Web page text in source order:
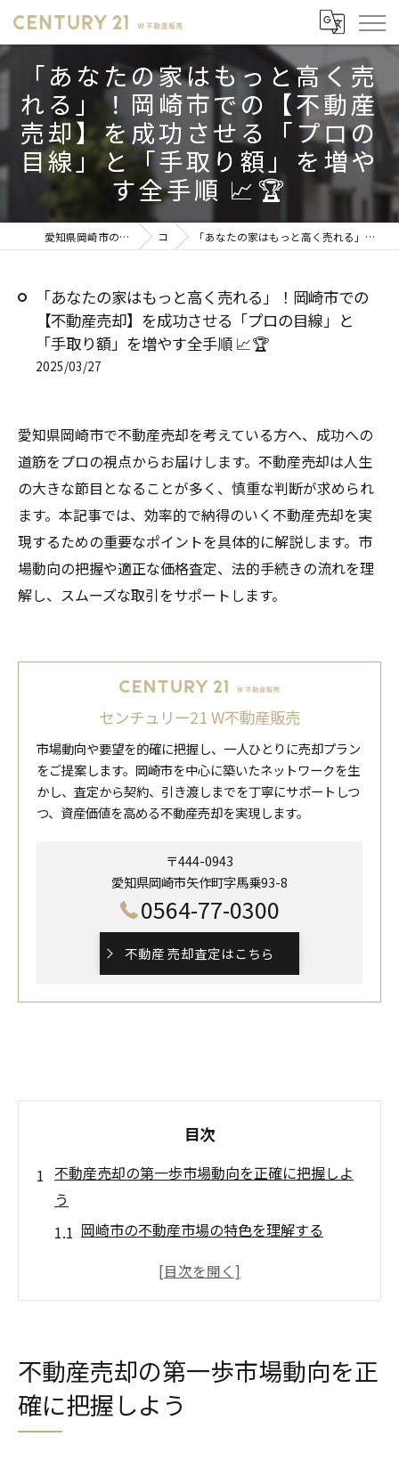
「あなたの家はもっと高く売
れる」！岡崎市での【不動産
売却】を成功させる「プロの
目線」と「手取り額」を増や
す全手順 📈🏆
愛知県岡崎市の不動産売却ならセンチュリー21 W不動産販売 コラム 「あなたの家はもっと高く売れる」！岡崎市での【不動産売却】を成功させる「プロの目線」と「手取り額」を増やす全手順 📈🏆
「あなたの家はもっと高く売れる」！岡崎市での
【不動産売却】を成功させる「プロの目線」と
「手取り額」を増やす全手順 📈🏆
2025/03/27
愛知県岡崎市で不動産売却を考えている方へ、成功への
道筋をプロの視点からお届けします。不動産売却は人生
の大きな節目となることが多く、慎重な判断が求められ
ます。本記事では、効率的で納得のいく不動産売却を実
現するための重要なポイントを具体的に解説します。市
場動向の把握や適正な価格査定、法的手続きの流れを理
解し、スムーズな取引をサポートします。
センチュリー21 W不動産販売
市場動向や要望を的確に把握し、一人ひとりに売却プラン
をご提案します。岡崎市を中心に築いたネットワークを生
かし、査定から契約、引き渡しまでを丁寧にサポートしつ
つ、資産価値を高める不動産売却を実現します。
〒444-0943
愛知県岡崎市矢作町字馬乗93-8
0564-77-0300
不動産 売却査定はこちら
目次
不動産売却の第一歩市場動向を正確に把握しよ
う
岡崎市の不動産市場の特色を理解する
市場動向が不動産売却に与える影響とは
岡崎市での人気エリアとその傾向
不動産価値を左右する要因を知る
岡崎市の不動産売却成功の鍵適正な価格査定と
不動産売却の第一歩市場動向を正
確に把握しよう